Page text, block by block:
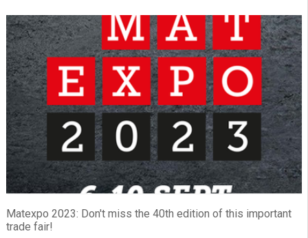
Matexpo 2023: Don't miss the 40th edition of this important
trade fair!